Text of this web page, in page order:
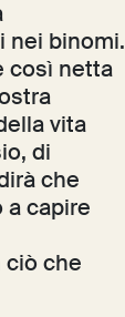
nei binomi.
così netta
vita
di
che
a capire
ciò che